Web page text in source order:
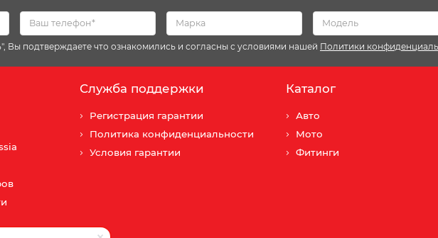
Вы подтверждаете что ознакомились и согласны с условиями нашей Политики
Служба поддержки
Регистрация гарантии
Политика конфиденциальности
Условия гарантии
Каталог
Авто
Мото
Фитинги